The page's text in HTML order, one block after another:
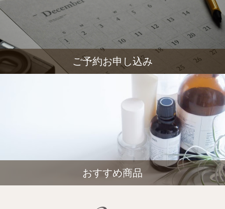
ご予約お申し込み
おすすめ商品